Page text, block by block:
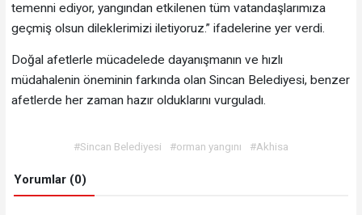
temenni ediyor, yangından etkilenen tüm vatandaşlarımıza
geçmiş olsun dileklerimizi iletiyoruz.” ifadelerine yer verdi.
Doğal afetlerle mücadelede dayanışmanın ve hızlı
müdahalenin öneminin farkında olan Sincan Belediyesi, benzer
afetlerde her zaman hazır olduklarını vurguladı.
#Sincan Belediyesi #orman yangını #Akhisa
Yorumlar (0)